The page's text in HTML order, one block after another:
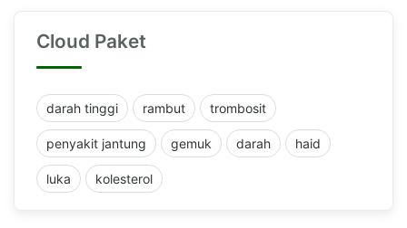
Cloud Paket
darah tinggi rambut trombosit
penyakit jantung gemuk darah haid
luka kolesterol